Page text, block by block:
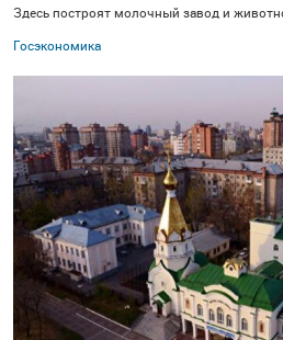
Здесь построят молочный завод и
Госэкономика